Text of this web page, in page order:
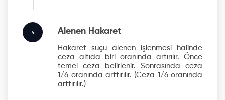
4 Alenen Hakaret
Hakaret suçu alenen işlenmesi halinde
ceza altıda biri oranında artırılır. Önce
temel ceza belirlenir. Sonrasında ceza
1/6 oranında arttırılır. (Ceza 1/6 oranında
arttırılır.)